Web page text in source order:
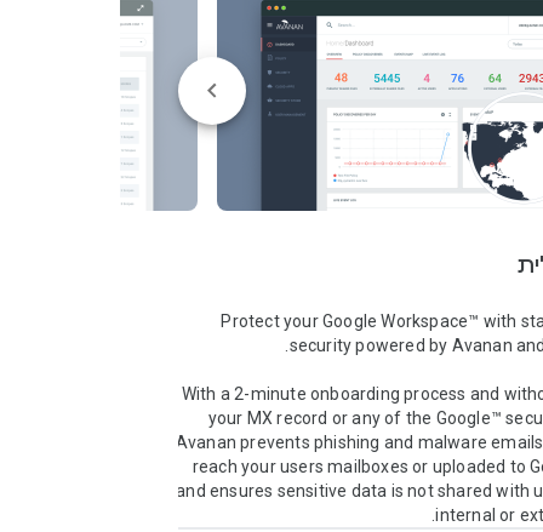
Protect your Google Workspace™ with
With a 2-minute onboarding process and
your MX record or any of the Google™
Avanan prevents phishing and malware
reach your users mailboxes or uploaded to
and ensures sensitive data is not shared with
internal or